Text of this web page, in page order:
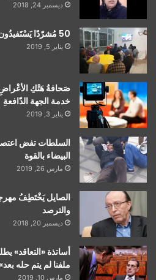
ديسمبر 24, 2018
50 مُشرّدًا يَسْتَفيدُون من “عملية دفء” بخريبكة
يناير 5, 2019
صَحافةُ هَتْكِ
خدمة الجهة الدّافعةِ
يناير 3, 2019
السلطات تفض
البيضاء بالقوة
مارس 26, 2019
الصايل يَخْتَطِفُ
والترصد
ديسمبر 20, 2018
أساتذة «التعاقد»
ملفنا لم يتم حله
مارس 10, 2019